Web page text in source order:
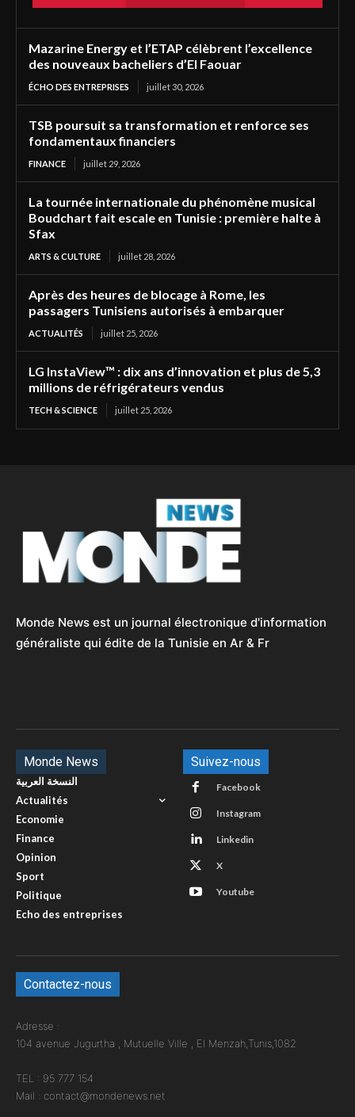
Mazarine Energy et l’ETAP célèbrent l’excellence
des nouveaux bacheliers d’El Faouar
ÉCHO DES ENTREPRISES juillet 30, 2026
TSB poursuit sa transformation et renforce ses
fondamentaux financiers
FINANCE juillet 29, 2026
La tournée internationale du phénomène musical
Boudchart fait escale en Tunisie : première halte à
Sfax
ARTS & CULTURE juillet 28, 2026
Après des heures de blocage à Rome, les
passagers Tunisiens autorisés à embarquer
ACTUALITÉS juillet 25, 2026
LG InstaView™ : dix ans d’innovation et plus de 5,3
millions de réfrigérateurs vendus
TECH & SCIENCE juillet 25, 2026
Monde News est un journal électronique d'information
généraliste qui édite de la Tunisie en Ar & Fr
Monde News
النسخة العربية
Actualités
Economie
Finance
Opinion
Sport
Politique
Echo des entreprises
Suivez-nous
Facebook
Instagram
Linkedin
X
Youtube
Contactez-nous
Adresse :
104 avenue Jugurtha , Mutuelle Ville , El Menzah,Tunis,1082
TEL : 95 777 154
Mail : contact@mondenews.net